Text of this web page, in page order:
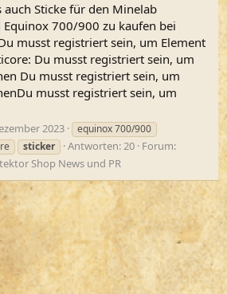
auch Sticke für den Minelab
700/900 zu kaufen bei
musst registriert sein, um Element
Du musst registriert sein, um
Du musst registriert sein, um
musst registriert sein, um
2023
equinox 700/900
sticker Antworten: 20 Forum:
Shop News und PR